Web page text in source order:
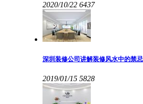
2020/10/22 6437
深圳装修公司讲解装修风水中的禁忌
2019/01/15 5828